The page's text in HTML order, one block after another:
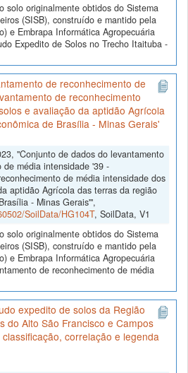
solo originalmente obtidos do Sistema
(SISB), construído e mantido pela
e Embrapa Informática Agropecuária
Expedito de Solos no Trecho Itaituba -
de reconhecimento de
de reconhecimento
e avaliação da aptidão Agrícola
de Brasília - Minas Gerais'
"Conjunto de dados do levantamento
de média intensidade '39 -
de média intensidade dos
aptidão Agrícola das terras da região
- Minas Gerais'",
SoilData/HG104T, SoilData, V1
solo originalmente obtidos do Sistema
(SISB), construído e mantido pela
e Embrapa Informática Agropecuária
de reconhecimento de média
expedito de solos da Região
do Alto São Francisco e Campos
correlação e legenda